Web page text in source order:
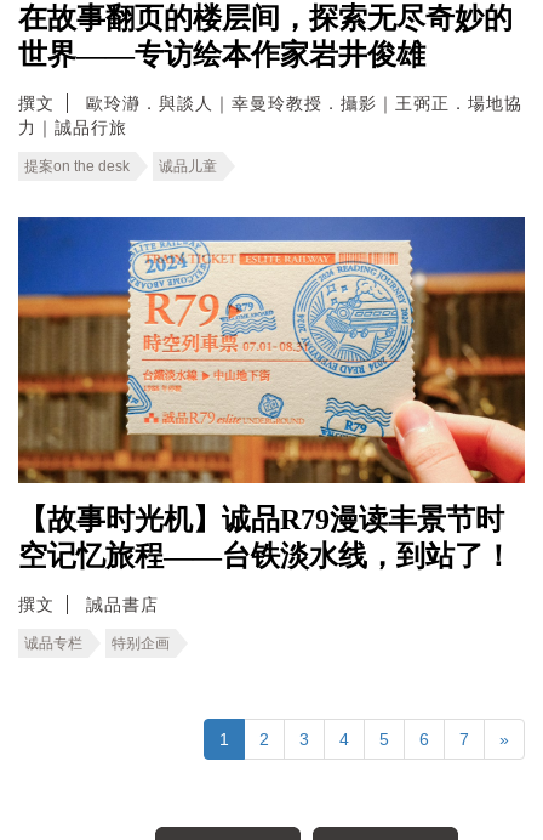
在故事翻页的楼层间，探索无尽奇妙的
世界——专访绘本作家岩井俊雄
撰文
歐玲瀞．與談人｜幸曼玲教授．攝影｜王弼正．場地協
力｜誠品行旅
提案on the desk 诚品儿童
【故事时光机】诚品R79漫读丰景节时
空记忆旅程――台铁淡水线，到站了！
撰文 誠品書店
诚品专栏 特别企画
1 2 3 4 5 6 7 »